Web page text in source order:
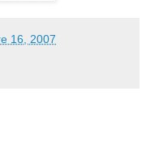
16, 2007